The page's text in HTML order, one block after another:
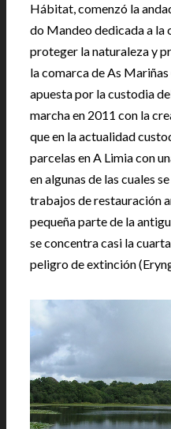
Hábitat, comenzó la
do Mandeo dedicada a
proteger la naturaleza y
la comarca de As
apuesta por la custodia
marcha en 2011 con la
que en la actualidad
parcelas en A Limia con
en algunas de las cuales
trabajos de restauración
pequeña parte de la
se concentra casi la
peligro de extinción